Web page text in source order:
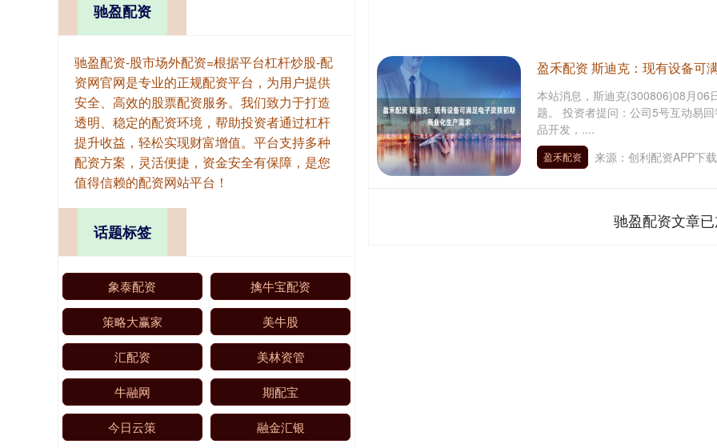
盈禾配资 斯迪克：现有设备可
本站消息，斯迪克(300806)08月06
题。 投资者提问：公司5号互动易
品开发，....
盈禾配资 来源：创利配资APP下载
驰盈配资文章
驰盈配资
驰盈配资-股市场外配资=根据平台杠杆炒股-配
资网官网是专业的正规配资平台，为用户提供
安全、高效的股票配资服务。我们致力于打造
透明、稳定的配资环境，帮助投资者通过杠杆
提升收益，轻松实现财富增值。平台支持多种
配资方案，灵活便捷，资金安全有保障，是您
值得信赖的配资网站平台！
话题标签
象泰配资 擒牛宝配资
策略大赢家 美牛股
汇配资 美林资管
牛融网 期配宝
今日云策 融金汇银